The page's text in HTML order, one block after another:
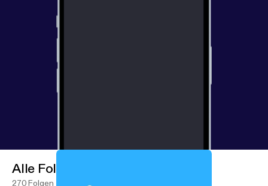
Alle Folgen
270 Folgen